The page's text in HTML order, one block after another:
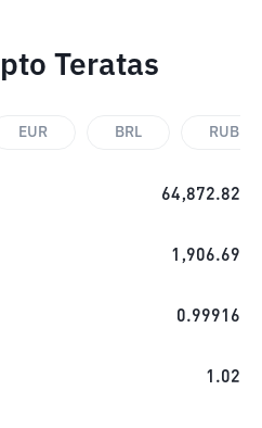
Teratas
EUR BRL RUB
64,872.82
1,906.69
0.99916
1.02